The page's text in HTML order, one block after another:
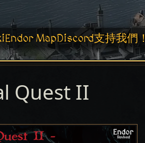
Endor MapDiscord支持我們！
Quest II